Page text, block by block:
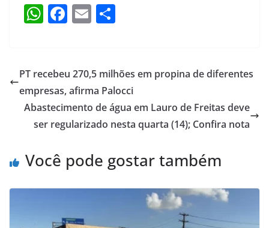
W
s
A
p
p
F
e
b
o
o
E
l e
PT recebeu 270,5 milhões em propina de diferentes
empresas, afirma Palocci
Abastecimento de água em Lauro de Freitas deve
ser regularizado nesta quarta (14); Confira nota
Você pode gostar também